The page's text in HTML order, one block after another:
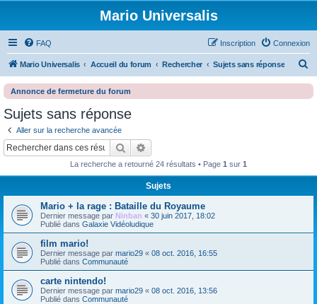
Mario Universalis
FAQ Connexion
Inscription
Mario Universalis Accueil du forum Rechercher Sujets sans réponse
c
Annonce de fermeture du forum
Sujets sans réponse
Aller sur la recherche avancée
Rechercher
La recherche a retourné 24 résultats • Page 1 sur 1
Sujets
Mario + la rage : Bataille du Royaume
Dernier message par Ninban « 30 juin 2017, 18:02
Publié dans Galaxie Vidéoludique
film mario!
Dernier message par mario29 « 08 oct. 2016, 16:55
Publié dans Communauté
carte nintendo!
Dernier message par mario29 « 08 oct. 2016, 13:56
Publié dans Communauté